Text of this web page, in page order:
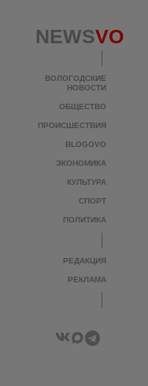
NEWSVO
ВОЛОГОДСКИЕ
НОВОСТИ
ОБЩЕСТВО
ПРОИСШЕСТВИЯ
BLOGOVO
ЭКОНОМИКА
КУЛЬТУРА
СПОРТ
ПОЛИТИКА
РЕДАКЦИЯ
РЕКЛАМА